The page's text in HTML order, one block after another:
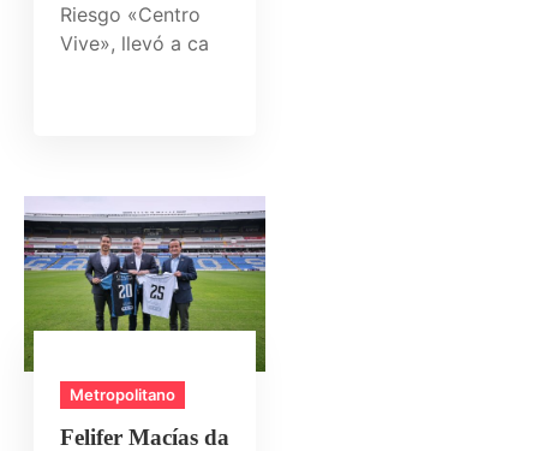
Riesgo «Centro
Vive», llevó a ca
Metropolitano
Felifer Macías da